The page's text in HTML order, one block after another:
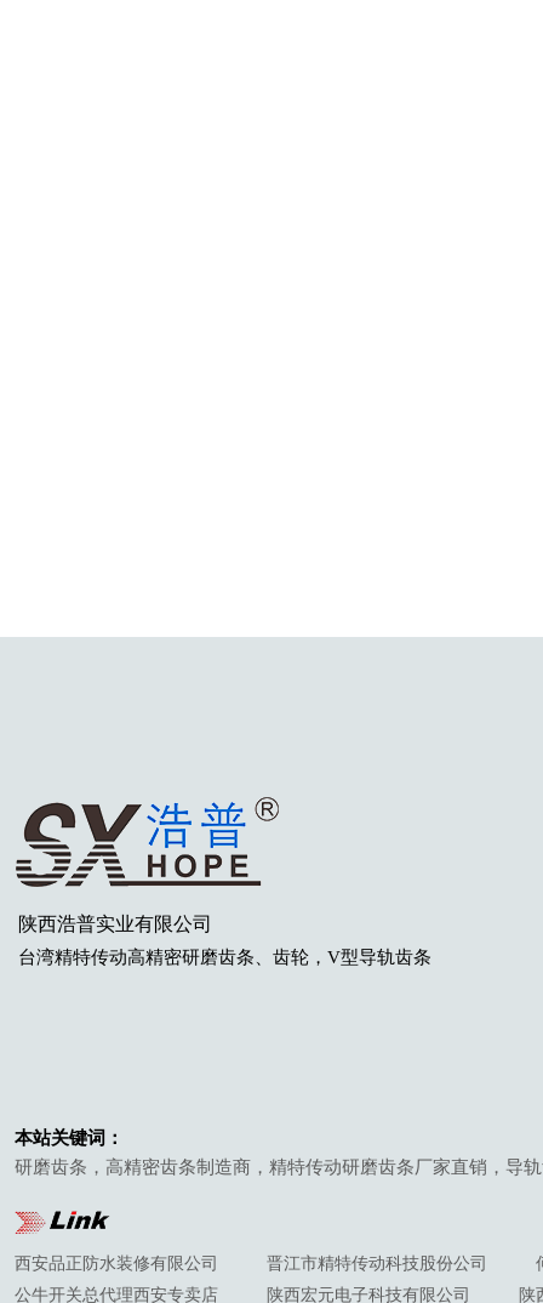
陕西浩普实业有限公司
台湾精特传动高精密研磨齿条 、齿轮 ，V型导轨齿条
西安品正防水装修有限公司 晋江市精特传动科技股份公司
公牛开关总代理西安专卖店
陕西宏元电子科技有限公司 陕
本站关键词：
研磨齿条，高精密齿条制造商，精特传动研磨齿条厂家直销，导